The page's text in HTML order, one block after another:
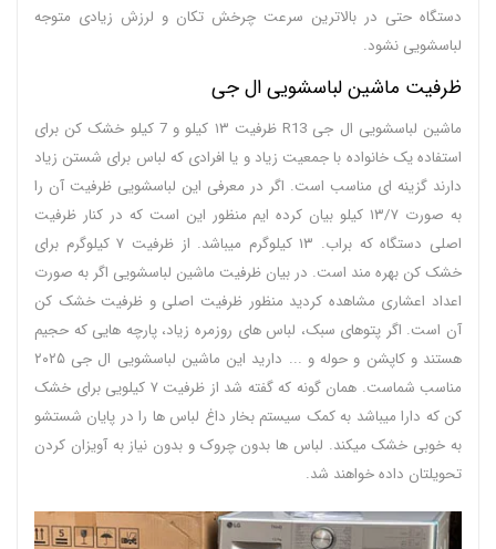
دستگاه حتی در بالاترین سرعت چرخش تکان و لرزش زیادی متوجه
لباسشویی نشود.
ظرفیت ماشین لباسشویی ال جی
ماشین لباسشویی ال جی R13 ظرفیت ۱۳ کیلو و 7 کیلو خشک کن برای
استفاده یک خانواده با جمعیت زیاد و یا افرادی که لباس برای شستن زیاد
دارند گزینه ای مناسب است. اگر در معرفی این لباسشویی ظرفیت آن را
به صورت ۱۳/۷ کیلو بیان کرده ایم منظور این است که در کنار ظرفیت
اصلی دستگاه که براب. ۱۳ کیلوگرم میباشد. از ظرفیت ۷ کیلوگرم برای
خشک کن بهره مند است. در بیان ظرفیت ماشین لباسشویی اگر به صورت
اعداد اعشاری مشاهده کردید منظور ظرفیت اصلی و ظرفیت خشک کن
آن است. اگر پتوهای سبک، لباس های روزمره زیاد، پارچه هایی که حجیم
هستند و کاپشن و حوله و ... دارید این ماشین لباسشویی ال جی ۲۰۲۵
مناسب شماست. همان گونه که گفته شد از ظرفیت ۷ کیلویی برای خشک
کن که دارا میباشد به کمک سیستم بخار داغ لباس ها را در پایان شستشو
به خوبی خشک میکند. لباس ها بدون چروک و بدون نیاز به آویزان کردن
تحویلتان داده خواهند شد.